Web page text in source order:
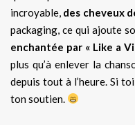
incroyable, des cheveux
packaging, ce qui ajoute
enchantée par « Like a
plus qu’à enlever la
depuis tout à l’heure. Si
ton soutien.